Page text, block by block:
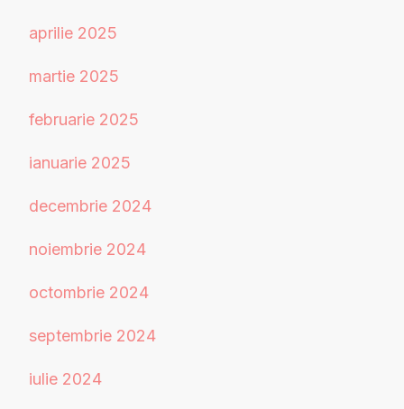
aprilie 2025
martie 2025
februarie 2025
ianuarie 2025
decembrie 2024
noiembrie 2024
octombrie 2024
septembrie 2024
iulie 2024